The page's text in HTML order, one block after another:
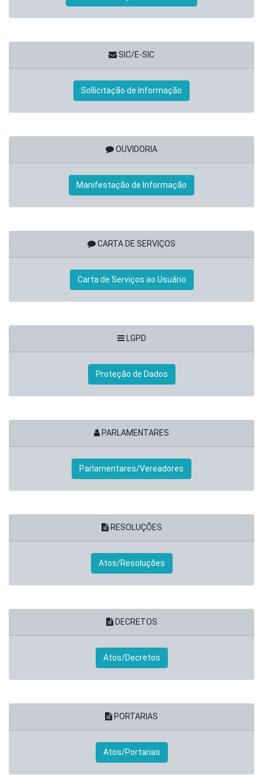
SIC/E-SIC
Sollicitação de Informação
OUVIDORIA
Manifestação de Informação
CARTA DE SERVIÇOS
Carta de Serviços ao Usuário
LGPD
Proteção de Dados
PARLAMENTARES
Parlamentares/Vereadores
RESOLUÇÕES
Atos/Resoluções
DECRETOS
Atos/Decretos
PORTARIAS
Atos/Portarias